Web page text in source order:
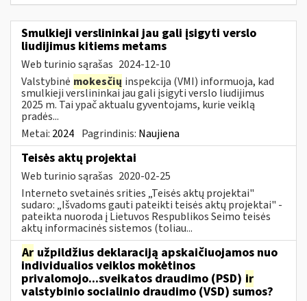
Smulkieji verslininkai jau gali įsigyti verslo
liudijimus kitiems metams
Web turinio sąrašas 2024-12-10
Valstybinė mokesčių inspekcija (VMI) informuoja, kad
smulkieji verslininkai jau gali įsigyti verslo liudijimus
2025 m. Tai ypač aktualu gyventojams, kurie veiklą
pradės...
Metai: 2024 Pagrindinis: Naujiena
Teisės aktų projektai
Web turinio sąrašas 2020-02-25
Interneto svetainės srities „Teisės aktų projektai"
sudaro: „Išvadoms gauti pateikti teisės aktų projektai" -
pateikta nuoroda į Lietuvos Respublikos Seimo teisės
aktų informacinės sistemos (toliau...
Ar užpildžius deklaraciją apskaičiuojamos nuo
individualios veiklos mokėtinos
privalomojo...sveikatos draudimo (PSD) ir
valstybinio socialinio draudimo (VSD) sumos?